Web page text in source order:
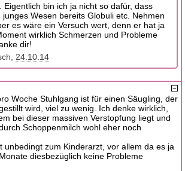
Eigentlich bin ich ja nicht so dafür, dass
junges Wesen bereits Globuli etc. Nehmen
es wäre ein Versuch wert, denn er hat ja
wirklich Schmerzen und Probleme
dir!
24.10.14
Woche Stuhlgang ist für einen Säugling, der
wird, viel zu wenig. Ich denke wirklich,
bei dieser massiven Verstopfung liegt und
Schoppenmilch wohl eher noch
unbedingt zum Kinderarzt, vor allem da es ja
diesbezüglich keine Probleme